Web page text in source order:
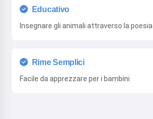
Educativo
Insegnare gli animali attraverso la poesia
Rime Semplici
Facile da apprezzare per i bambini